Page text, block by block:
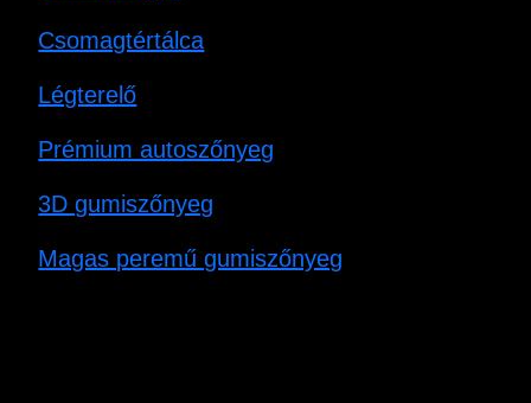
Csomagtértálca
Légterelő
Prémium autoszőnyeg
3D gumiszőnyeg
Magas peremű gumiszőnyeg